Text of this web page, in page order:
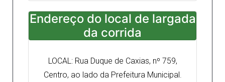
Endereço do local de largada
da corrida
LOCAL: Rua Duque de Caxias, nº 759,
Centro, ao lado da Prefeitura Municipal.